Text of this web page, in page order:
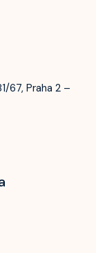
67, Praha 2 –